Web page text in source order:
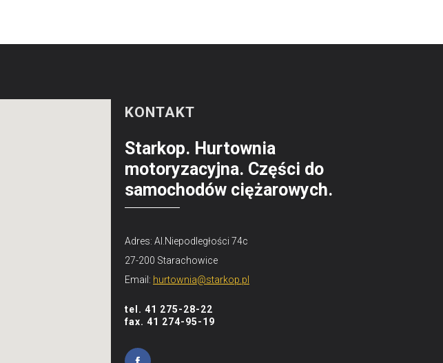
KONTAKT
Starkop. Hurtownia
motoryzacyjna. Części do
samochodów ciężarowych.
Adres: Al.Niepodległości 74c
27-200 Starachowice
Email: hurtownia@starkop.pl
tel. 41 275-28-22
fax. 41 274-95-19